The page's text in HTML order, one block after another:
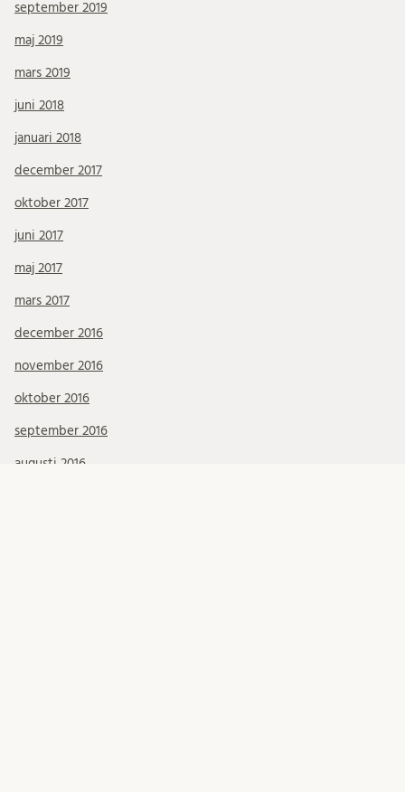
september 2019
maj 2019
mars 2019
juni 2018
januari 2018
december 2017
oktober 2017
juni 2017
maj 2017
mars 2017
december 2016
november 2016
oktober 2016
september 2016
augusti 2016